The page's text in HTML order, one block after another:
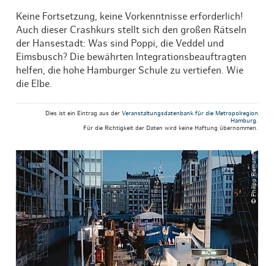
Keine Fortsetzung, keine Vorkenntnisse erforderlich!
Auch dieser Crashkurs stellt sich den großen Rätseln
der Hansestadt: Was sind Poppi, die Veddel und
Eimsbusch? Die bewährten Integrationsbeauftragten
helfen, die hohe Hamburger Schule zu vertiefen. Wie
die Elbe.
Dies ist ein Eintrag aus der Veranstaltungsdatenbank für die Metropolregion
Hamburg.
Für die Richtigkeit der Daten wird keine Haftung übernommen.
© Philipp Riemann